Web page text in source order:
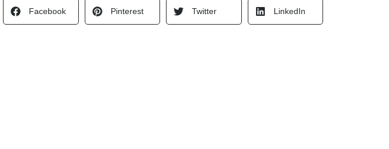
Facebook Pinterest Twitter LinkedIn